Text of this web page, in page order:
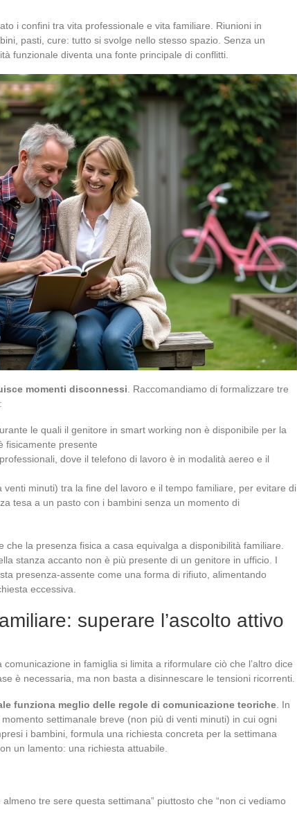
i confini tra vita professionale e vita familiare. Riunioni in
pasti, cure: tutto si svolge nello stesso spazio. Senza un
funzionale diventa una fonte principale di conflitti.
momenti disconnessi . Raccomandiamo di formalizzare tre
le quali il genitore in smart working non è disponibile per la
fisicamente presente
dove il telefono di lavoro è in modalità aereo e il
venti minuti) tra la fine del lavoro e il tempo familiare, per evitare di
tesa a un pasto con i bambini senza un momento di
che la presenza fisica a casa equivalga a disponibilità familiare.
stanza accanto non è più presente di un genitore in ufficio. I
presenza-assente come una forma di rifiuto, alimentando
eccessiva.
superare l’ascolto attivo
in famiglia si limita a riformulare ciò che l’altro dice
è necessaria, ma non basta a disinnescare le tensioni ricorrenti.
funziona meglio delle regole di comunicazione teoriche . In
settimanale breve (non più di venti minuti) in cui ogni
i bambini, formula una richiesta concreta per la settimana
un lamento: una richiesta attuabile.
tre sere questa settimana” piuttosto che “non ci vediamo